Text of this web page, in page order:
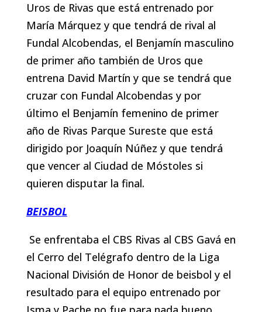
Uros de Rivas que está entrenado por
María Márquez y que tendrá de rival al
Fundal Alcobendas, el Benjamín masculino
de primer año también de Uros que
entrena David Martín y que se tendrá que
cruzar con Fundal Alcobendas y por
último el Benjamín femenino de primer
año de Rivas Parque Sureste que está
dirigido por Joaquín Núñez y que tendrá
que vencer al Ciudad de Móstoles si
quieren disputar la final.
BEISBOL
Se enfrentaba el CBS Rivas al CBS Gavá en
el Cerro del Telégrafo dentro de la Liga
Nacional División de Honor de beisbol y el
resultado para el equipo entrenado por